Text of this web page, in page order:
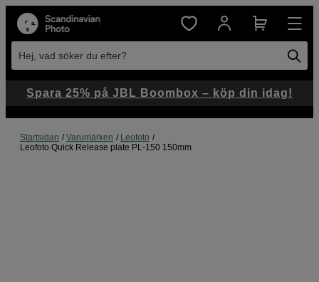
Hej, vad söker du efter?
Startsidan Varumärken
Leofoto
Leofoto Quick Release plate PL-150 150mm
Spara 25% på JBL Boombox – köp din idag!